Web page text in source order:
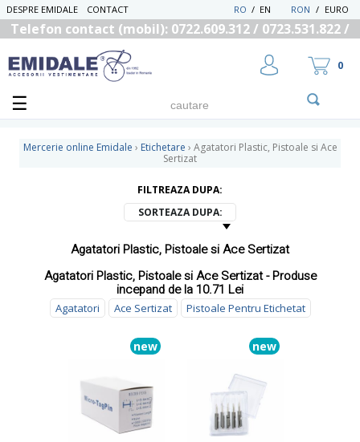
DESPRE EMIDALE CONTACT RON / EURO
EN
/
RO
Telefon contact (mobil): 0722.609.312 / 0723.531.822 /
RECUPEREAZA PAROLA
0
Mercerie online Emidale › Etichetare › Agatatori Plastic, Pistoale si Ace
Sertizat
FILTREAZA DUPA:
SORTEAZA DUPA:
Agatatori Plastic, Pistoale si Ace Sertizat
Agatatori Plastic, Pistoale si Ace Sertizat - Produse
incepand de la 10.71 Lei
Agatatori Ace Sertizat Pistoale Pentru Etichetat
new new